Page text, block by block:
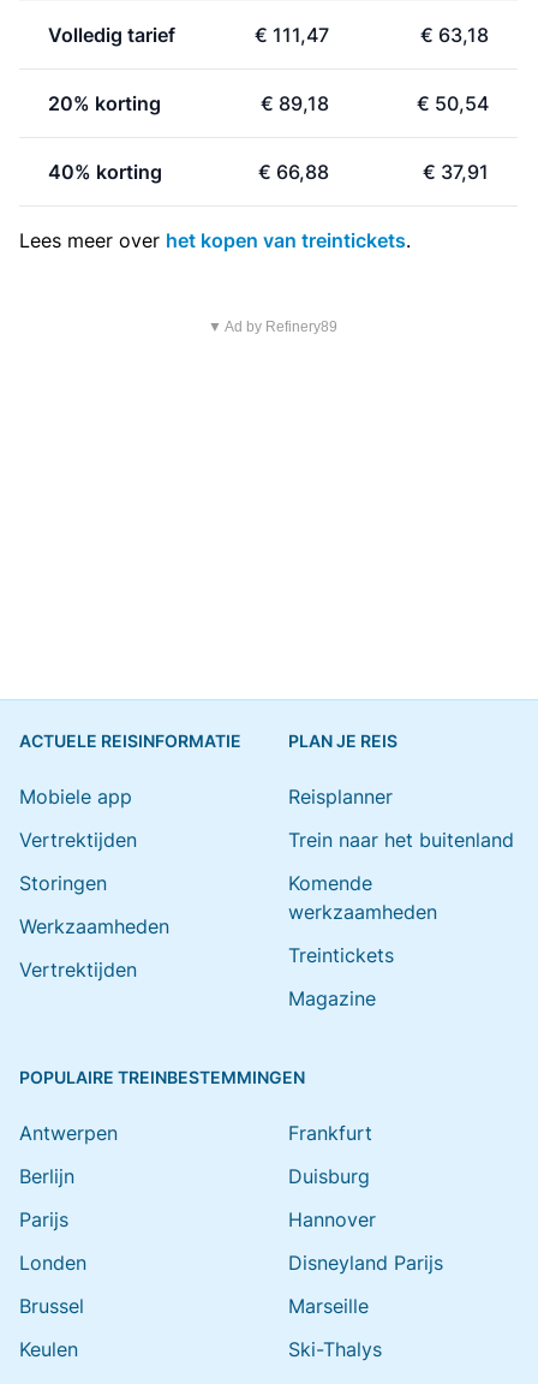
Volledig tarief € 111,47 € 63,18
20% korting € 89,18 € 50,54
40% korting € 66,88 € 37,91
Lees meer over het kopen van treintickets.
▼ Ad by Refinery89
ACTUELE REISINFORMATIE
Mobiele app
Vertrektijden
Storingen
Werkzaamheden
Vertrektijden
PLAN JE REIS
Reisplanner
Trein naar het buitenland
Komende
werkzaamheden
Treintickets
Magazine
POPULAIRE TREINBESTEMMINGEN
Antwerpen
Berlijn
Parijs
Londen
Brussel
Keulen
Frankfurt
Duisburg
Hannover
Disneyland Parijs
Marseille
Ski-Thalys